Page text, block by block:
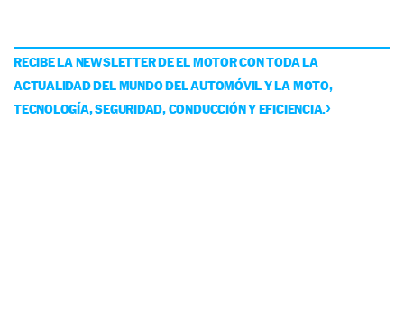
RECIBE LA NEWSLETTER DE EL MOTOR CON TODA LA
ACTUALIDAD DEL MUNDO DEL AUTOMÓVIL Y LA MOTO,
TECNOLOGÍA, SEGURIDAD, CONDUCCIÓN Y EFICIENCIA.